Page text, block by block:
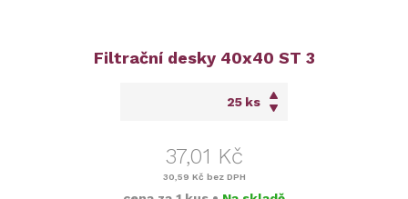
Filtrační desky 40x40 ST 3
ks
37,01 Kč
30,59 Kč bez DPH